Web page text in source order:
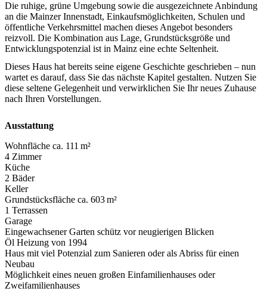
Die ruhige, grüne Umgebung sowie die ausgezeichnete Anbindung
an die Mainzer Innenstadt, Einkaufsmöglichkeiten, Schulen und
öffentliche Verkehrsmittel machen dieses Angebot besonders
reizvoll. Die Kombination aus Lage, Grundstücksgröße und
Entwicklungspotenzial ist in Mainz eine echte Seltenheit.
Dieses Haus hat bereits seine eigene Geschichte geschrieben – nun
wartet es darauf, dass Sie das nächste Kapitel gestalten. Nutzen Sie
diese seltene Gelegenheit und verwirklichen Sie Ihr neues Zuhause
nach Ihren Vorstellungen.
Ausstattung
Wohnfläche ca. 111 m²
4 Zimmer
Küche
2 Bäder
Keller
Grundstücksfläche ca. 603 m²
1 Terrassen
Garage
Eingewachsener Garten schütz vor neugierigen Blicken
Öl Heizung von 1994
Haus mit viel Potenzial zum Sanieren oder als Abriss für einen
Neubau
Möglichkeit eines neuen großen Einfamilienhauses oder
Zweifamilienhauses